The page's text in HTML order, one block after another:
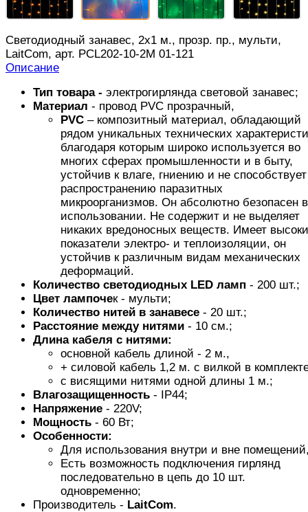
Светодиодный занавес, 2х1 м., прозр. пр., мульти,
LaitCom, арт. PCL202-10-2M 01-121
Описание
Тип товара - электрогирлянда световой занавес;
Материал - провод PVC прозрачный,
PVC – композитный материал, обладающий
рядом уникальных технических
благодаря которым широко используется во
многих сферах промышленности и в быту,
устойчив к влаге, гниению и не способствует
распространению паразитных
микроорганизмов. Он абсолютно безопасен в
использовании. Не содержит и не выделяет
никаких вредоносных веществ. Имеет
показатели электро- и теплоизоляции, он
устойчив к различным видам механических
деформаций.
Количество светодиодных LED ламп - 200 шт.;
Цвет лампочек - мульти;
Количество нитей в занавесе - 20 шт.;
Расстояние между нитями - 10 см.;
Длина кабеля с нитями:
основной кабель длиной - 2 м.,
+ силовой кабель 1,2 м. с вилкой в
с висящими нитями одной длины 1 м.;
Влагозащищенность - IP44;
Напряжение - 220V;
Мощность - 60 Вт;
Особенности:
Для использования внутри и вне
Есть возможность подключения гирлянд
последовательно в цепь до 10 шт.
одновременно;
Производитель - LaitCom.